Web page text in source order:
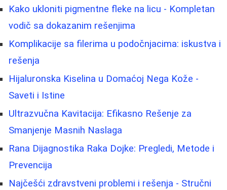
Kako ukloniti pigmentne fleke na licu - Kompletan
vodič sa dokazanim rešenjima
Komplikacije sa filerima u podočnjacima: iskustva i
rešenja
Hijaluronska Kiselina u Domaćoj Nega Kože -
Saveti i Istine
Ultrazvučna Kavitacija: Efikasno Rešenje za
Smanjenje Masnih Naslaga
Rana Dijagnostika Raka Dojke: Pregledi, Metode i
Prevencija
Najčešći zdravstveni problemi i rešenja - Stručni